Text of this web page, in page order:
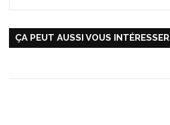
ÇA PEUT AUSSI VOUS INTÉRESSER